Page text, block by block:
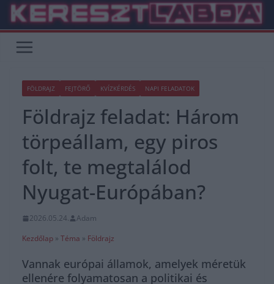
Skip
content
FÖLDRAJZ FEJTÖRŐ KVÍZKÉRDÉS NAPI FELADATOK
Földrajz feladat: Három
törpeállam, egy piros
folt, te megtalálod
Nyugat-Európában?
2026.05.24.
Adam
Kezdőlap » Téma » Földrajz
Vannak európai államok, amelyek méretük
ellenére folyamatosan a politikai és